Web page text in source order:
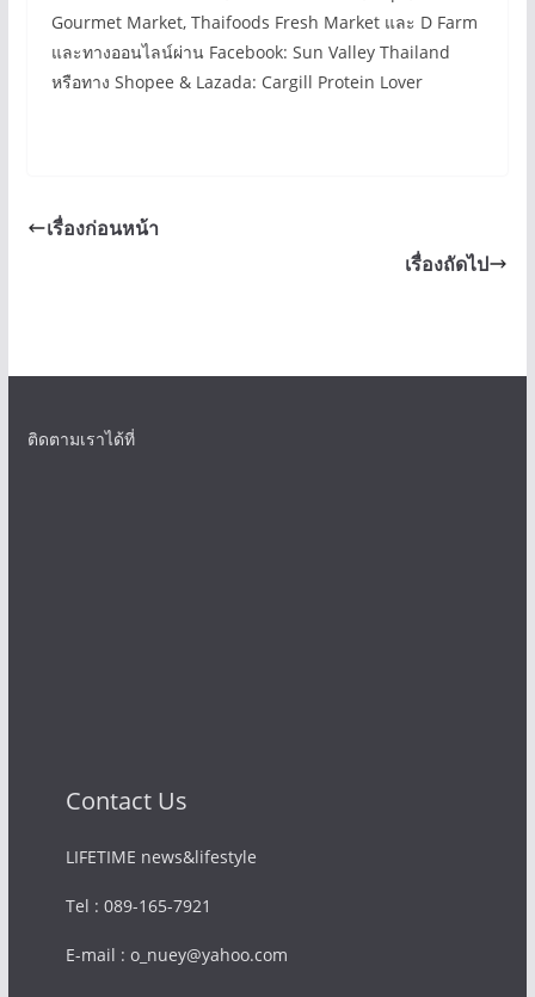
Gourmet Market, Thaifoods Fresh Market และ D Farm
และทางออนไลน์ผ่าน Facebook: Sun Valley Thailand
หรือทาง Shopee & Lazada: Cargill Protein Lover
เรื่องก่อนหน้า
เรื่องถัดไป
ติดตามเราได้ที่
Contact Us
LIFETIME news&lifestyle
Tel : 089-165-7921
E-mail : o_nuey@yahoo.com